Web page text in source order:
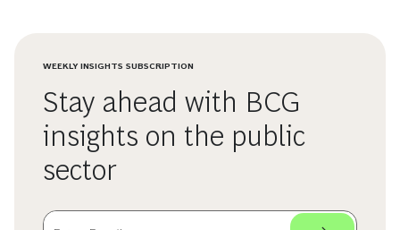
WEEKLY INSIGHTS SUBSCRIPTION
Stay ahead with BCG
insights on the public
sector